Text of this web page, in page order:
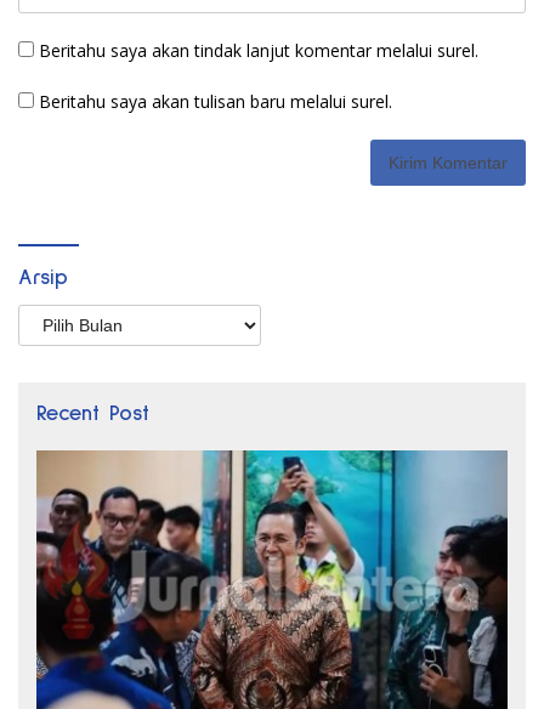
Beritahu saya akan tindak lanjut komentar melalui surel.
Beritahu saya akan tulisan baru melalui surel.
Arsip
Arsip
Recent Post